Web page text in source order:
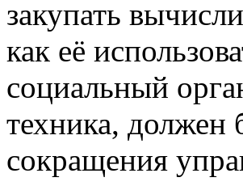
закупать
как её
социальный
техника, должен
сокращения